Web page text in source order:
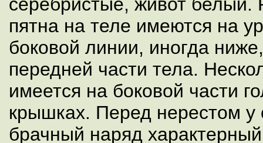
серебристые, живот белый.
пятна на теле имеются на
боковой линии, иногда
передней части тела.
имеется на боковой части
крышках. Перед нерестом у
брачный наряд